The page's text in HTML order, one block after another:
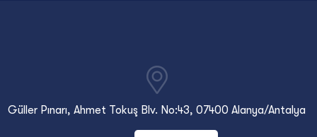
Güller Pınarı, Ahmet Tokuş Blv. No:43, 07400 Alanya/Antalya